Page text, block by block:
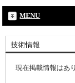
MENU
技術情報
現在掲載情報はあ